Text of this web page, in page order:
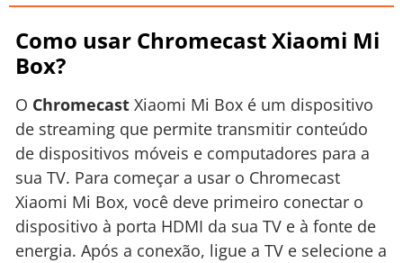
Como usar Chromecast Xiaomi Mi
Box?
O Chromecast Xiaomi Mi Box é um dispositivo
de streaming que permite transmitir conteúdo
de dispositivos móveis e computadores para a
sua TV. Para começar a usar o Chromecast
Xiaomi Mi Box, você deve primeiro conectar o
dispositivo à porta HDMI da sua TV e à fonte de
energia. Após a conexão, ligue a TV e selecione a